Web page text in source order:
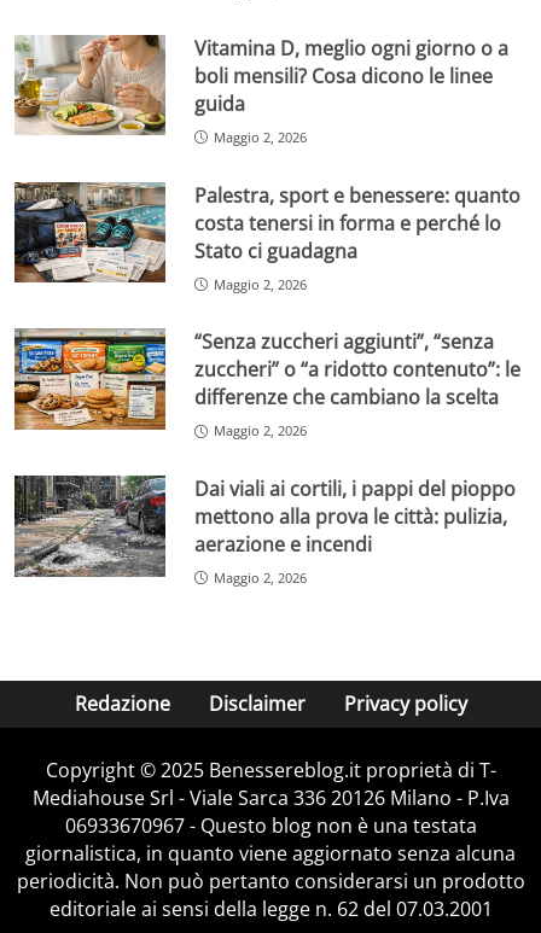
Vitamina D, meglio ogni giorno o a
boli mensili? Cosa dicono le linee
guida
Maggio 2, 2026
Palestra, sport e benessere: quanto
costa tenersi in forma e perché lo
Stato ci guadagna
Maggio 2, 2026
“Senza zuccheri aggiunti”, “senza
zuccheri” o “a ridotto contenuto”: le
differenze che cambiano la scelta
Maggio 2, 2026
Dai viali ai cortili, i pappi del pioppo
mettono alla prova le città: pulizia,
aerazione e incendi
Maggio 2, 2026
Redazione Disclaimer Privacy policy
Copyright © 2025 Benessereblog.it proprietà di T-
Mediahouse Srl - Viale Sarca 336 20126 Milano - P.Iva
06933670967 - Questo blog non è una testata
giornalistica, in quanto viene aggiornato senza alcuna
periodicità. Non può pertanto considerarsi un prodotto
editoriale ai sensi della legge n. 62 del 07.03.2001